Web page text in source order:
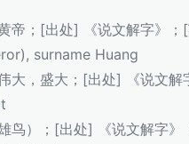
帝；[出处] 《说文解字》
surname Huang
大，盛大；[出处] 《说文解
鸟）；[出处] 《说文解字》